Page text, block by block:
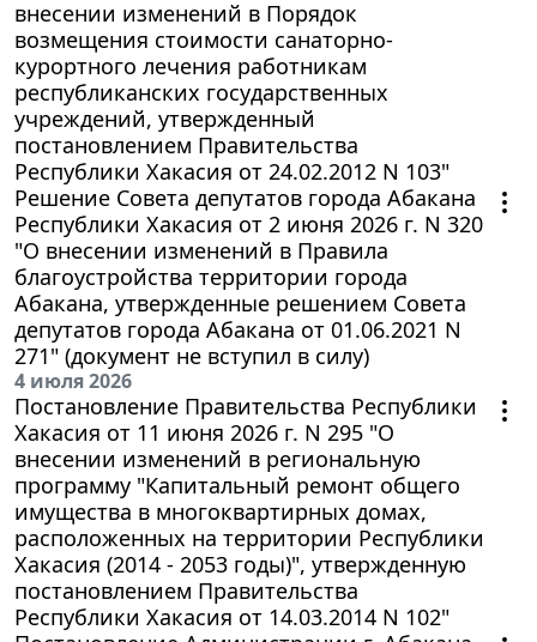
внесении изменений в Порядок
возмещения стоимости санаторно-
курортного лечения работникам
республиканских государственных
учреждений, утвержденный
постановлением Правительства
Республики Хакасия от 24.02.2012 N 103"
Решение Совета депутатов города Абакана
Республики Хакасия от 2 июня 2026 г. N 320
"О внесении изменений в Правила
благоустройства территории города
Абакана, утвержденные решением Совета
депутатов города Абакана от 01.06.2021 N
271" (документ не вступил в силу)
4 июля 2026
Постановление Правительства Республики
Хакасия от 11 июня 2026 г. N 295 "О
внесении изменений в региональную
программу "Капитальный ремонт общего
имущества в многоквартирных домах,
расположенных на территории Республики
Хакасия (2014 - 2053 годы)", утвержденную
постановлением Правительства
Республики Хакасия от 14.03.2014 N 102"